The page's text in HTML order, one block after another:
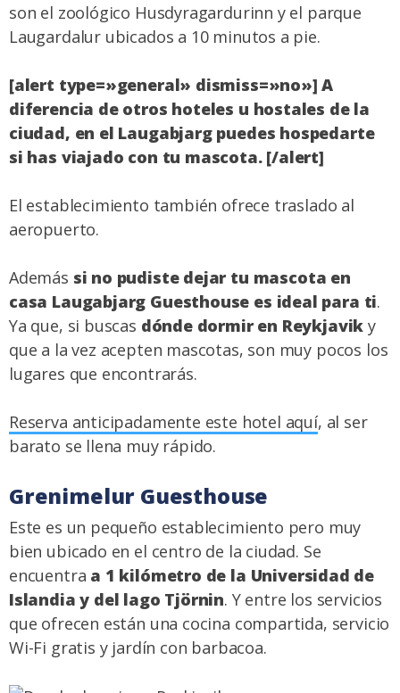
son el zoológico Husdyragardurinn y el parque
Laugardalur ubicados a 10 minutos a pie.
[alert type=»general» dismiss=»no»] A
diferencia de otros hoteles u hostales de la
ciudad, en el Laugabjarg puedes hospedarte
si has viajado con tu mascota. [/alert]
El establecimiento también ofrece traslado al
aeropuerto.
Además si no pudiste dejar tu mascota en
casa Laugabjarg Guesthouse es ideal para ti.
Ya que, si buscas dónde dormir en Reykjavik y
que a la vez acepten mascotas, son muy pocos los
lugares que encontrarás.
Reserva anticipadamente este hotel aquí, al ser
barato se llena muy rápido.
Grenimelur Guesthouse
Este es un pequeño establecimiento pero muy
bien ubicado en el centro de la ciudad. Se
encuentra a 1 kilómetro de la Universidad de
Islandia y del lago Tjörnin. Y entre los servicios
que ofrecen están una cocina compartida, servicio
Wi-Fi gratis y jardín con barbacoa.